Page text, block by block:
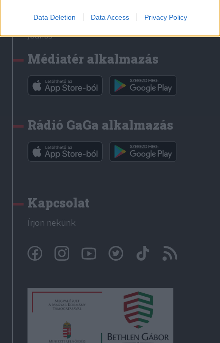
Data Deletion Data Access Privacy Policy
Rádió GaGa
Jóállás
Médiatér alkalmazás
Rádió GaGa alkalmazás
Kapcsolat
Írjon nekünk